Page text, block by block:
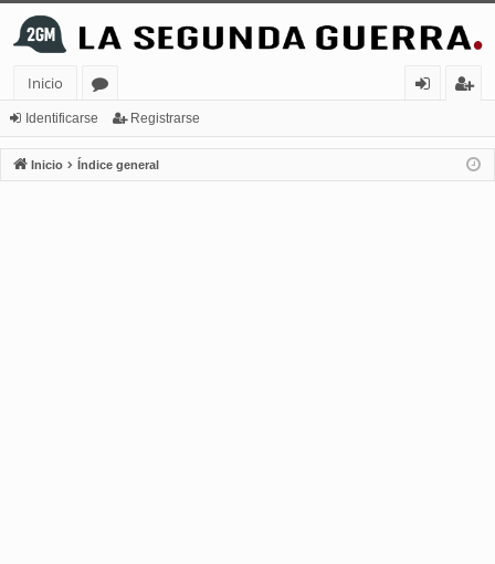
Inicio
or
os
nt
ifi
ist
ra
Identificarse Registrarse
Inicio Índice general